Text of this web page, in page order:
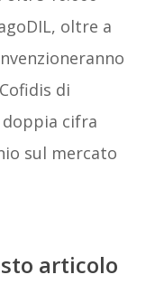
oltre a
di
cifra
sul mercato
articolo